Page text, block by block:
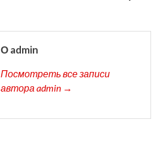
О admin
Посмотреть все записи
автора admin →